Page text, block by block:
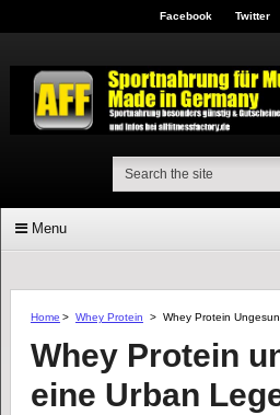
Facebook Twitter
Menu
Home > Whey Protein > Whey Protein
Whey Protein
eine Urban